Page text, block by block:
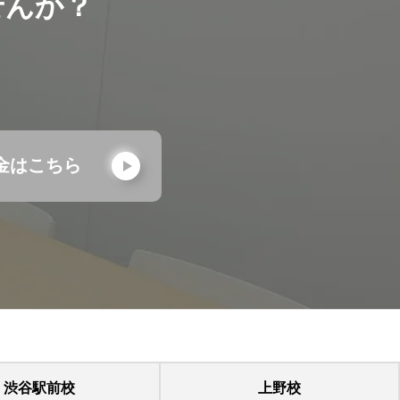
か？
はこちら
渋谷駅前校 上野校